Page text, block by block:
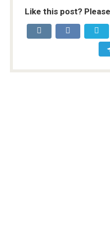
Like this post?